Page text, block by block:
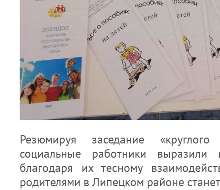
Резюмируя заседание
социальные работники
благодаря их тесному
родителями в Липецком районе